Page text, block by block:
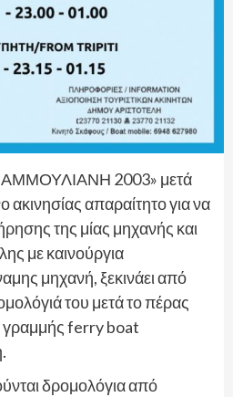
2003» μετά
ακινησίας απαραίτητο για να
της μίας μηχανής και
με καινούργια
μηχανή, ξεκινάει από
του μετά το πέρας
γραμμής ferry boat
δρομολόγια από